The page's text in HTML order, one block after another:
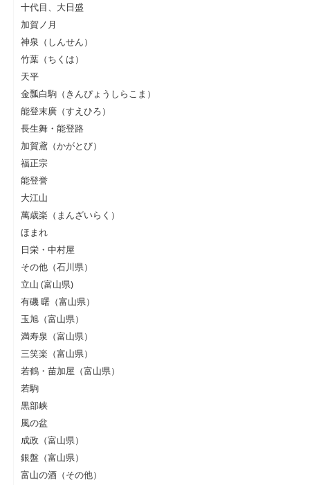
十代目、大日盛
加賀ノ月
神泉（しんせん）
竹葉（ちくは）
天平
金瓢白駒（きんぴょうしらこま）
能登末廣（すえひろ）
長生舞・能登路
加賀鳶（かがとび）
福正宗
能登誉
大江山
萬歳楽（まんざいらく）
ほまれ
日栄・中村屋
その他（石川県）
立山 (富山県)
有磯 曙（富山県）
玉旭（富山県）
満寿泉（富山県）
三笑楽（富山県）
若鶴・苗加屋（富山県）
若駒
黒部峡
風の盆
成政（富山県）
銀盤（富山県）
富山の酒（その他）